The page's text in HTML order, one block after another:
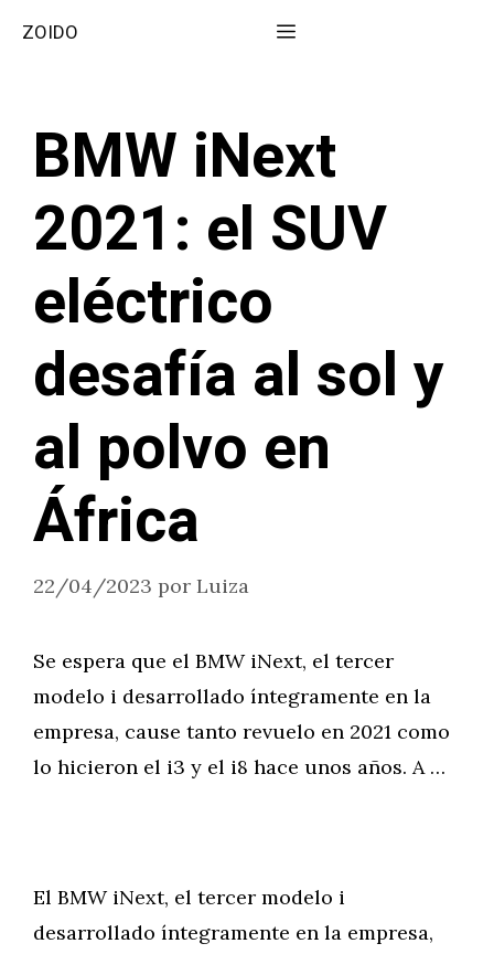
ZOIDO Menú
BMW iNext
2021: el SUV
eléctrico
desafía al sol y
al polvo en
África
22/04/2023 por Luiza
Se espera que el BMW iNext, el tercer
modelo i desarrollado íntegramente en la
empresa, cause tanto revuelo en 2021 como
lo hicieron el i3 y el i8 hace unos años. A …
El BMW iNext, el tercer modelo i
desarrollado íntegramente en la empresa,